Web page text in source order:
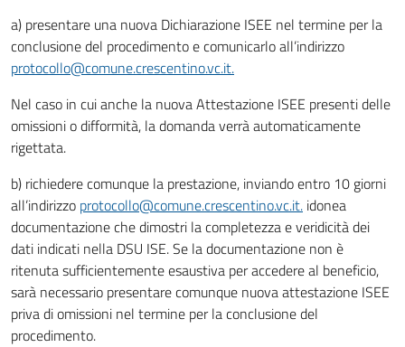
a) presentare una nuova Dichiarazione ISEE nel termine per la
conclusione del procedimento e comunicarlo all’indirizzo
protocollo@comune.crescentino.vc.it.
Nel caso in cui anche la nuova Attestazione ISEE presenti delle
omissioni o difformità, la domanda verrà automaticamente
rigettata.
b) richiedere comunque la prestazione, inviando entro 10 giorni
all’indirizzo protocollo@comune.crescentino.vc.it. idonea
documentazione che dimostri la completezza e veridicità dei
dati indicati nella DSU ISE. Se la documentazione non è
ritenuta sufficientemente esaustiva per accedere al beneficio,
sarà necessario presentare comunque nuova attestazione ISEE
priva di omissioni nel termine per la conclusione del
procedimento.